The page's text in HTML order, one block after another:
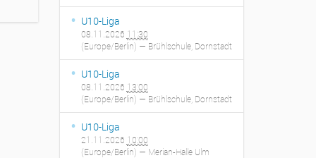
U10-Liga
08.11.2026 11:30
(Europe/Berlin) — Brühlschule, Dornstadt
U10-Liga
08.11.2026 13:00
(Europe/Berlin) — Brühlschule, Dornstadt
U10-Liga
21.11.2026 10:00
(Europe/Berlin) — Merian-Halle Ulm